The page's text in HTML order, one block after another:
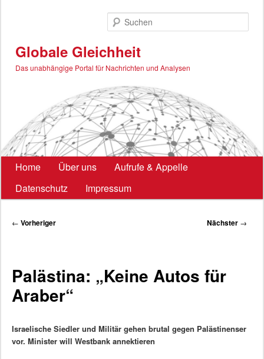
Globale Gleichheit
Das unabhängige Portal für Nachrichten und Analysen
Hauptmenü
Home Über uns
Aufrufe & Appelle
Datenschutz
Impressum
Beitragsnavigation
← Vorheriger Nächster →
Palästina: „Keine Autos für
Araber“
Israelische Siedler und Militär gehen brutal gegen Palästinenser
vor. Minister will Westbank annektieren